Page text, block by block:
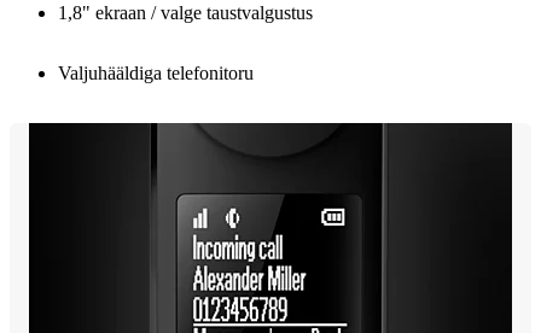
1,8" ekraan / valge taustvalgustus
Valjuhääldiga telefonitoru